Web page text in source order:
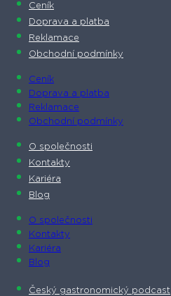
Ceník
Doprava a platba
Reklamace
Obchodní podmínky
Ceník
Doprava a platba
Reklamace
Obchodní podmínky
O společnosti​
Kontakty
Kariéra
Blog
O společnosti​
Kontakty
Kariéra
Blog
Český gastronomický podcast​